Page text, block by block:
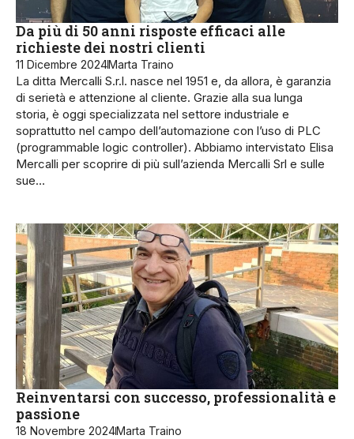
Da più di 50 anni risposte efficaci alle
richieste dei nostri clienti
11 Dicembre 2024Marta Traino
La ditta Mercalli S.r.l. nasce nel 1951 e, da allora, è garanzia
di serietà e attenzione al cliente. Grazie alla sua lunga
storia, è oggi specializzata nel settore industriale e
soprattutto nel campo dell’automazione con l’uso di PLC
(programmable logic controller). Abbiamo intervistato Elisa
Mercalli per sco­prire di più sull’azien­da Mercalli Srl e sulle
sue…
Reinventarsi con successo, professionalità e
passione
18 Novembre 2024Marta Traino